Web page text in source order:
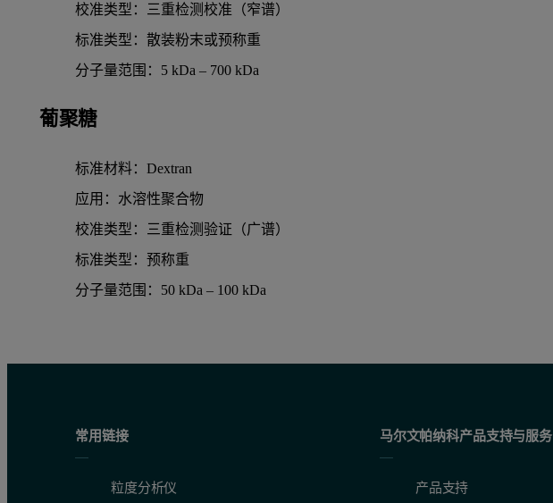
校准类型：三重检测校准（窄谱）
标准类型：散装粉末或预称重
分子量范围：5 kDa – 700 kDa
葡聚糖
标准材料：Dextran
应用：水溶性聚合物
校准类型：三重检测验证（广谱）
标准类型：预称重
分子量范围：50 kDa – 100 kDa
常用链接
粒度分析仪
马尔文帕纳科产品支持与服务
产品支持